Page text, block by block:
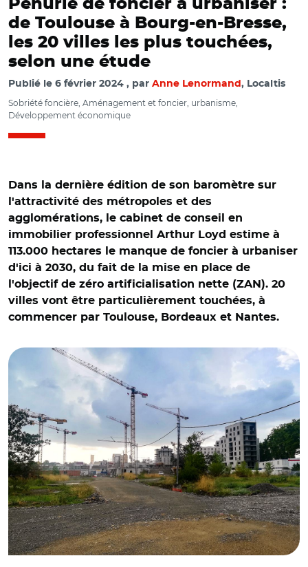
Pénurie de foncier à urbaniser :
de Toulouse à Bourg-en-Bresse,
les 20 villes les plus touchées,
selon une étude
Publié le 6 février 2024 par Anne Lenormand , Localtis
Sobriété foncière, Aménagement et foncier, urbanisme,
Développement économique
Dans la dernière édition de son baromètre sur
l'attractivité des métropoles et des
agglomérations, le cabinet de conseil en
immobilier professionnel Arthur Loyd estime à
113.000 hectares le manque de foncier à urbaniser
d'ici à 2030, du fait de la mise en place de
l'objectif de zéro artificialisation nette (ZAN). 20
villes vont être particulièrement touchées, à
commencer par Toulouse, Bordeaux et Nantes.
© Kuremu Sakura CC BY-SA 4.0/ Bâtiments en
construction dans le quartier de la Cartoucherie à